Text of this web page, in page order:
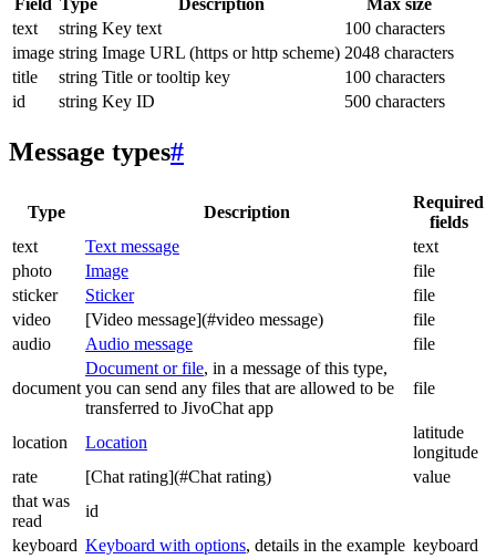
Field Type Description
Max size
text
string Key text
100 characters
image string Image URL (https or http scheme) 2048 characters
title
string Title or tooltip key
100 characters
id
string Key ID 500 characters
Message types#
Type Description
Required
fields
text
Text message
text
photo
Image
file
sticker
Sticker
file
video
[Video message](#video message)
file
audio
Audio message file
document
Document or file, in a message of this type,
you can send any files that are allowed to be
transferred to JivoChat app
file
location Location
latitude
longitude
rate
[Chat rating](#Chat rating)
value
that was
read
id
keyboard Keyboard with options, details in the example keyboard